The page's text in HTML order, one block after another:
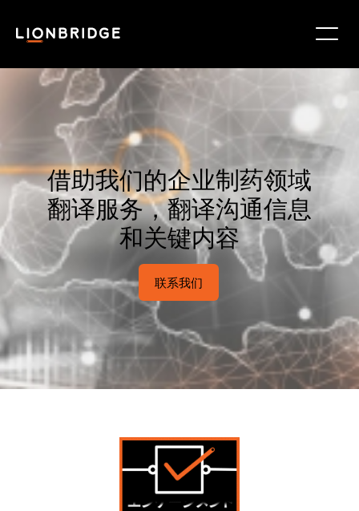
借助我们的企业制药领域
翻译服务，翻译沟通信息
和关键内容
联系我们